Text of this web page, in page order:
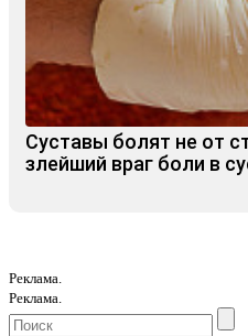
Суставы болят не от
злейший враг боли в
Реклама.
Реклама.